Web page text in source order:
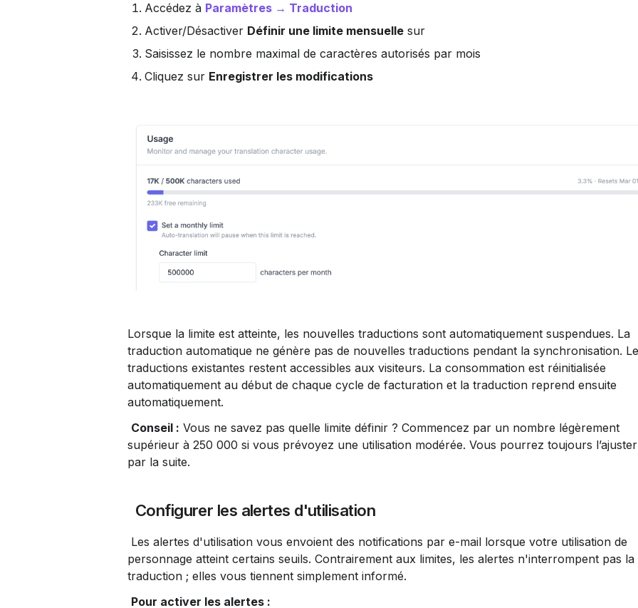
Accédez à Paramètres → Traduction
Activer/Désactiver Définir une limite mensuelle sur
Saisissez le nombre maximal de caractères autorisés par mois
Cliquez sur Enregistrer les modifications
Lorsque la limite est atteinte, les nouvelles traductions sont automatiquement suspendues. La
traduction automatique ne génère pas de nouvelles traductions pendant la synchronisation.
traductions existantes restent accessibles aux visiteurs. La consommation est réinitialisée
automatiquement au début de chaque cycle de facturation et la traduction reprend ensuite
automatiquement.
Conseil : Vous ne savez pas quelle limite définir ? Commencez par un nombre légèrement
supérieur à 250 000 si vous prévoyez une utilisation modérée. Vous pourrez toujours
par la suite.
Configurer les alertes d'utilisation
personnage atteint certains seuils. Contrairement aux limites, les alertes n'interrompent pas la
traduction ; elles vous tiennent simplement informé.
Pour activer les alertes :